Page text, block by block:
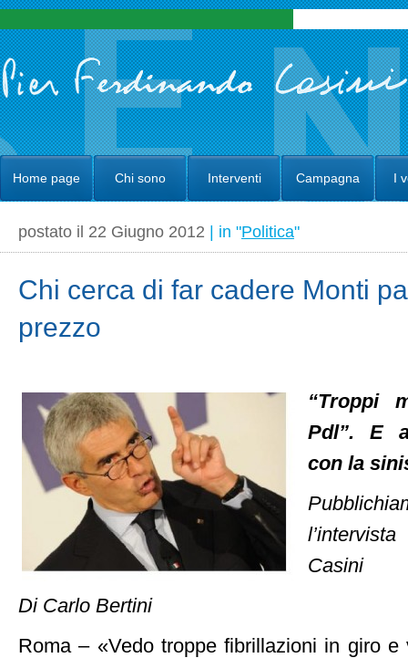
Home page Chi sono Interventi Campagna I
postato il 22 Giugno 2012 | in "Politica"
Chi cerca di far cadere Monti
prezzo
“Troppi
Pdl”. E
con la
Casini
Di Carlo Bertini
Roma – «Vedo troppe fibrillazioni in giro